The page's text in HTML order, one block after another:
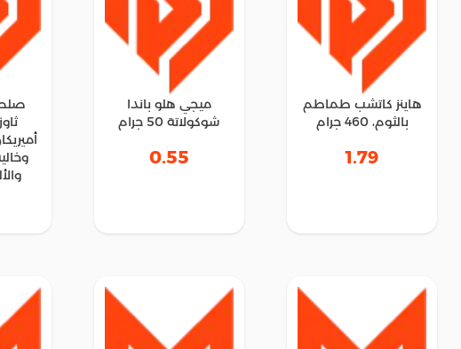
هاينز كاتشب طماطم
بالثوم، 460 جرام
1.79
ميجي هلو باندا
شوكولاتة 50 جرام
0.55